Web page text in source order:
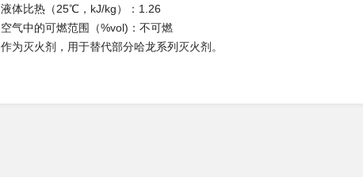
液体比热（25℃，kJ/kg）： 1.26
空气中的可燃范围（%vol)：不可燃
作为灭火剂，用于替代部分哈龙系列灭火剂。